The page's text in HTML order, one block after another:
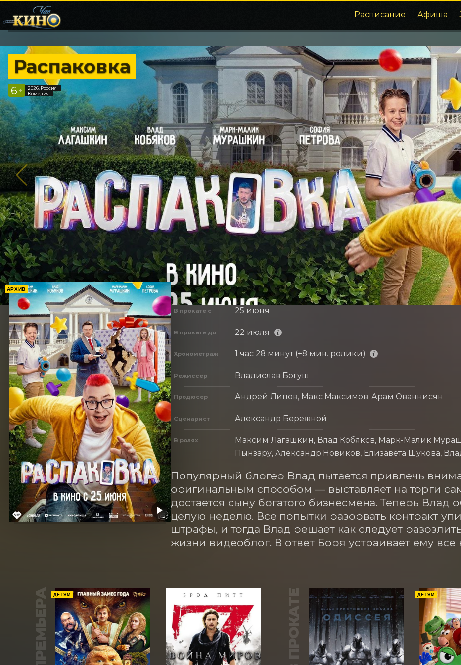
Расписание Афиша
Распаковка
6 +
2026, Россия
Комедия
АРХИВ
В прокате с 25 июня
В прокате до 22 июля
Хронометраж 1 час 28 минут (+8 мин. ролики)
Режиссер Владислав Богуш
Продюсер Андрей Липов, Макс Максимов, Арам Ованнисян
Сценарист Александр Бережной
В ролях
Максим Лагашкин, Влад Кобяков, Марк-Малик
Пынзару, Александр Новиков, Елизавета Шукова,
Популярный блогер Влад пытается привлечь
оригинальным способом — выставляет на торги
достается сыну богатого бизнесмена. Теперь Влад
целую неделю. Все попытки разорвать контракт
штрафы, и тогда Влад решает как следует
жизни видеоблог. В ответ Боря устраивает ему
ПРЕМЬЕРА ДЕТЯМ В ПРОКАТЕ ДЕТЯМ